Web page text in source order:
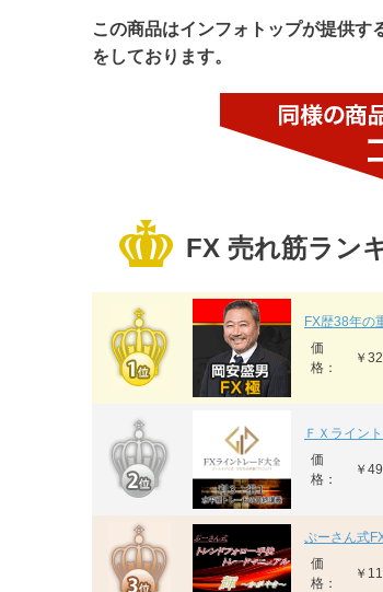
この商品はインフォトップが提供す
をしております。
FX 売れ筋ラン
FX歴38年の
価
格：
￥
ＦＸライン
価
格：
￥
ぷーさん式
価
格：
￥